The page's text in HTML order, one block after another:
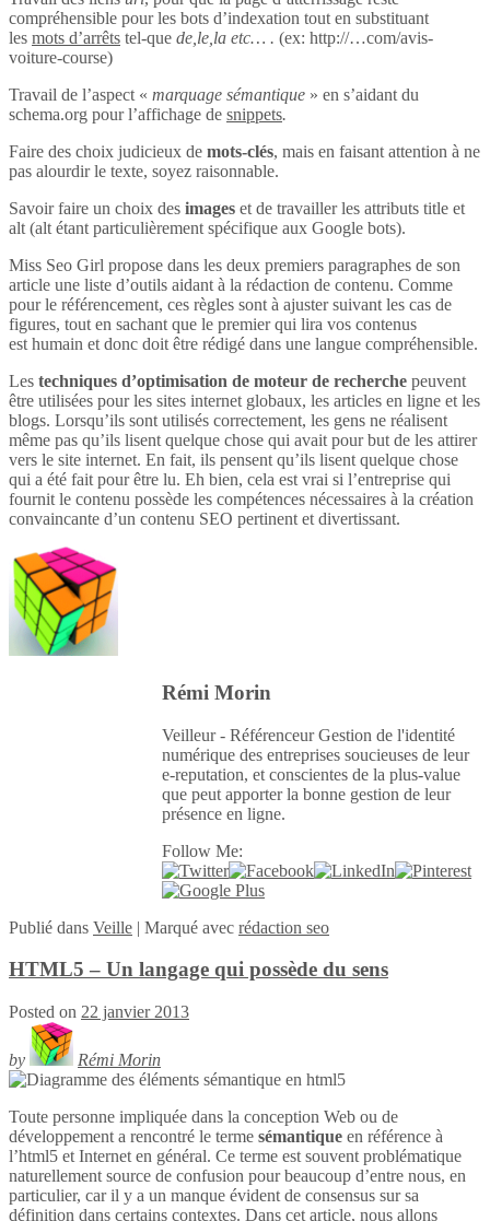
compréhensible pour les bots d’indexation tout en substituant
les mots d’arrêts tel-que de,le,la etc… . (ex: http://…com/avis-
voiture-course)
Travail de l’aspect « marquage sémantique » en s’aidant du
schema.org pour l’affichage de snippets.
Faire des choix judicieux de mots-clés, mais en faisant attention à ne
pas alourdir le texte, soyez raisonnable.
Savoir faire un choix des images et de travailler les attributs title et
alt (alt étant particulièrement spécifique aux Google bots).
Miss Seo Girl propose dans les deux premiers paragraphes de son
article une liste d’outils aidant à la rédaction de contenu. Comme
pour le référencement, ces règles sont à ajuster suivant les cas de
figures, tout en sachant que le premier qui lira vos contenus
est humain et donc doit être rédigé dans une langue compréhensible.
Les techniques d’optimisation de moteur de recherche peuvent
être utilisées pour les sites internet globaux, les articles en ligne et les
blogs. Lorsqu’ils sont utilisés correctement, les gens ne réalisent
même pas qu’ils lisent quelque chose qui avait pour but de les attirer
vers le site internet. En fait, ils pensent qu’ils lisent quelque chose
qui a été fait pour être lu. Eh bien, cela est vrai si l’entreprise qui
fournit le contenu possède les compétences nécessaires à la création
convaincante d’un contenu SEO pertinent et divertissant.
Rémi Morin
Veilleur - Référenceur Gestion de l'identité
numérique des entreprises soucieuses de leur
e-reputation, et conscientes de la plus-value
que peut apporter la bonne gestion de leur
présence en ligne.
Follow Me:
Publié dans Veille | Marqué avec rédaction seo
HTML5 – Un langage qui possède du sens
Posted on 22 janvier 2013
by Rémi Morin
Toute personne impliquée dans la conception Web ou de
développement a rencontré le terme sémantique en référence à
l’html5 et Internet en général. Ce terme est souvent problématique
naturellement source de confusion pour beaucoup d’entre nous, en
particulier, car il y a un manque évident de consensus sur sa
définition dans certains contextes. Dans cet article, nous allons